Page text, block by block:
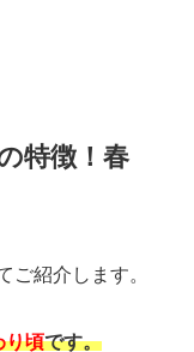
特徴！春
ご紹介します。
り頃です。